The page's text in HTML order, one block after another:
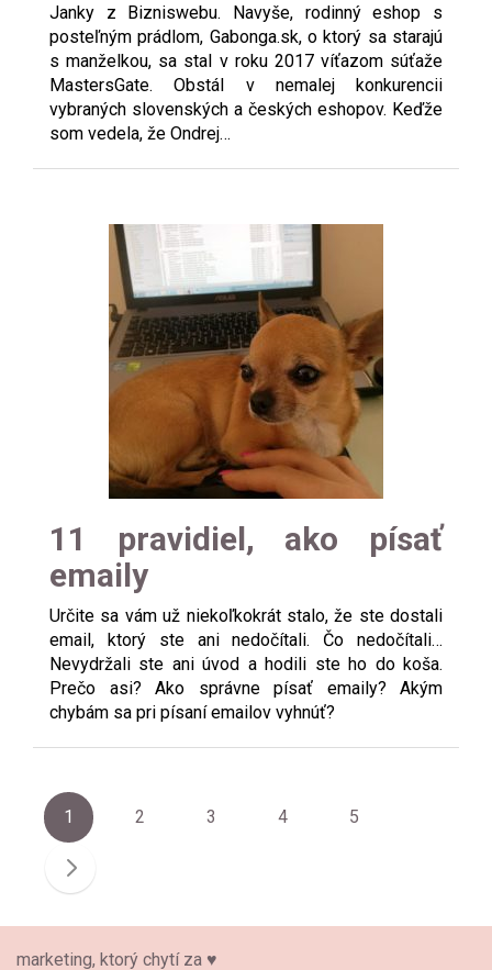
Janky z Bizniswebu. Navyše, rodinný eshop s
posteľným prádlom, Gabonga.sk, o ktorý sa starajú
s manželkou, sa stal v roku 2017 víťazom súťaže
MastersGate. Obstál v nemalej konkurencii
vybraných slovenských a českých eshopov. Keďže
som vedela, že Ondrej…
11 pravidiel, ako písať
emaily
Určite sa vám už niekoľkokrát stalo, že ste dostali
email, ktorý ste ani nedočítali. Čo nedočítali…
Nevydržali ste ani úvod a hodili ste ho do koša.
Prečo asi? Ako správne písať emaily? Akým
chybám sa pri písaní emailov vyhnúť?
Navigácia v článkoch
1 2 3 4 5
marketing, ktorý chytí za ♥